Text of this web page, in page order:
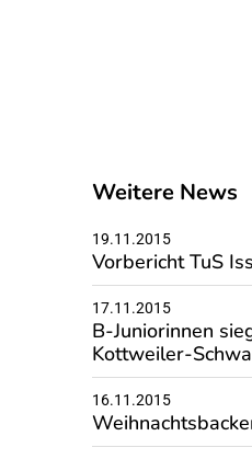
Weitere News
19.11.2015
Vorbericht TuS
17.11.2015
B-Juniorinnen
Kottweiler-
16.11.2015